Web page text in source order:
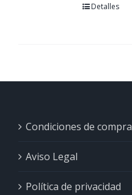
Detalles
Condiciones de compra
Aviso Legal
Política de privacidad